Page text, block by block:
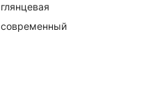
глянцевая
современный